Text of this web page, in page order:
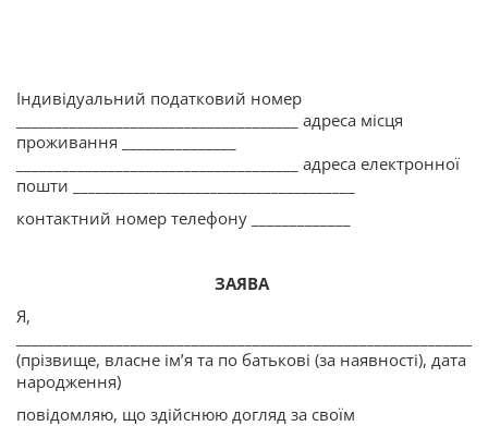
Індивідуальний податковий номер
_____________________________________ адреса місця
проживання _______________
_____________________________________ адреса електронної
пошти _____________________________________
контактний номер телефону _____________
ЗАЯВА
Я,
(прізвище, власне ім’я та по батькові (за наявності), дата
народження)
повідомляю, що здійснюю догляд за своїм